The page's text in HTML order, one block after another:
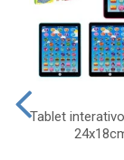
Tablet